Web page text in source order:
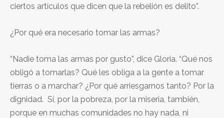
ciertos artículos que dicen que la rebelión es delito”.
¿Por qué era necesario tomar las armas?
“Nadie toma las armas por gusto”, dice Gloria. “Qué nos
obligó a tomarlas? Qué les obliga a la gente a tomar
tierras o a marchar? ¿Por qué arriesgarnos tanto? Por la
dignidad. Sí, por la pobreza, por la miseria, también,
porque en muchas comunidades no hay nada, ni